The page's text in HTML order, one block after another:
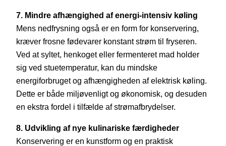
7. Mindre afhængighed af energi-intensiv køling
Mens nedfrysning også er en form for konservering,
kræver frosne fødevarer konstant strøm til fryseren.
Ved at syltet, henkoget eller fermenteret mad holder
sig ved stuetemperatur, kan du mindske
energiforbruget og afhængigheden af elektrisk køling.
Dette er både miljøvenligt og økonomisk, og desuden
en ekstra fordel i tilfælde af strømafbrydelser.
8. Udvikling af nye kulinariske færdigheder
Konservering er en kunstform og en praktisk